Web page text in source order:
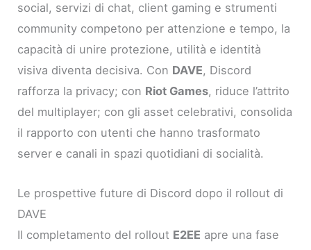
social, servizi di chat, client gaming e strumenti
community competono per attenzione e tempo, la
capacità di unire protezione, utilità e identità
visiva diventa decisiva. Con DAVE, Discord
rafforza la privacy; con Riot Games, riduce l’attrito
del multiplayer; con gli asset celebrativi, consolida
il rapporto con utenti che hanno trasformato
server e canali in spazi quotidiani di socialità.
Le prospettive future di Discord dopo il rollout di
DAVE
Il completamento del rollout E2EE apre una fase